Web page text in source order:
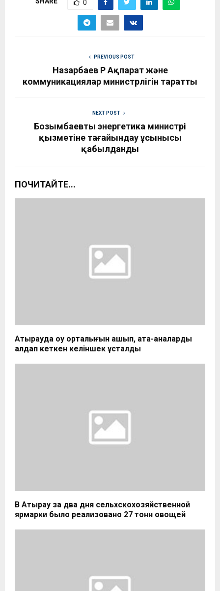
0
PREVIOUS POST
Назарбаев ҚР Ақпарат және
коммуникациялар министрлігін таратты
NEXT POST
Бозымбаевты энергетика министрі
қызметіне тағайындау ұсынысы
қабылданды
ПОЧИТАЙТЕ...
Атырауда оқу орталығын ашып, ата-аналарды
алдап кеткен келіншек ұсталды
В Атырау за два дня сельхскохозяйственной
ярмарки было реализовано 27 тонн овощей